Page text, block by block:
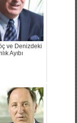
ve Denizdeki
Ayıbı